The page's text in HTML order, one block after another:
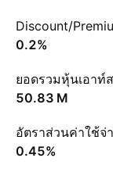
Discount/
0.2%
ยอดรวมหุ้นเอาท์
‪50.83 M‬
อัตราส่วนค่าใช้จ่
0.45%